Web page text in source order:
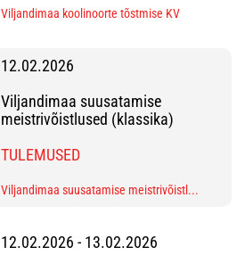
Viljandimaa koolinoorte tõstmise KV
12.02.2026
Viljandimaa suusatamise
meistrivõistlused (klassika)
TULEMUSED
Viljandimaa suusatamise meistrivõistl...
12.02.2026 - 13.02.2026